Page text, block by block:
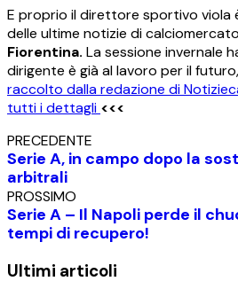
E proprio il direttore sportivo viola
delle ultime notizie di
Fiorentina. La sessione invernale
dirigente è già al lavoro per il futuro,
raccolto dalla redazione di
tutti i dettagli <<<
PRECEDENTE
Serie A, in campo dopo la
arbitrali
PROSSIMO
Serie A – Il Napoli perde il
tempi di recupero!
Ultimi articoli